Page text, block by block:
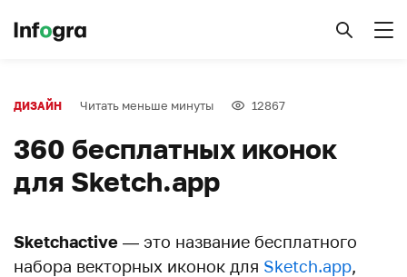
ДИЗАЙН Читать меньше минуты 12867
360 бесплатных иконок
для Sketch.app
Sketchactive — это название бесплатного
набора векторных иконок для Sketch.app,